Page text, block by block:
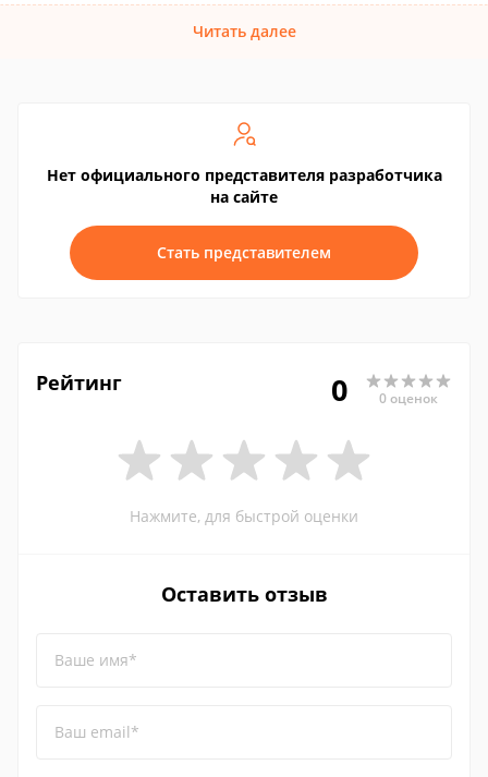
Читать далее
Нет официального представителя разработчика
на сайте
Стать представителем
Рейтинг 0 0 оценок
Нажмите, для быстрой оценки
Оставить отзыв
Ваше имя*
Ваш email*